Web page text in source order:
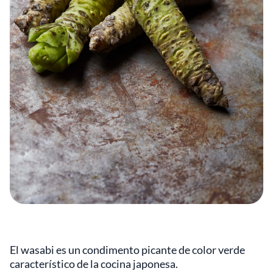
El wasabi es un condimento picante de color verde
característico de la cocina japonesa.